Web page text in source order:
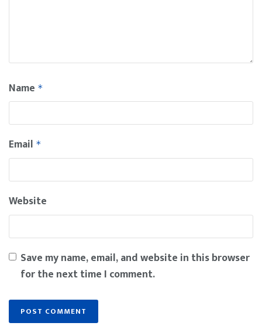
Name *
Email *
Website
Save my name, email, and website in this browser
for the next time I comment.